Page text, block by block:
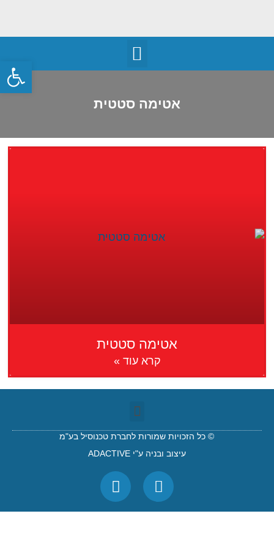
אטימה סטטית
אטימה סטטית
קרא עוד »
© כל הזכויות שמורות לחברת טכנוסיל בע"מ
עיצוב ובניה ע"י ADACTIVE